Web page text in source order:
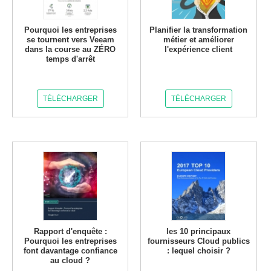
Pourquoi les entreprises
se tournent vers Veeam
dans la course au ZÉRO
temps d'arrêt
TÉLÉCHARGER
Planifier la transformation
métier et améliorer
l'expérience client
TÉLÉCHARGER
Rapport d'enquête :
Pourquoi les entreprises
font davantage confiance
au cloud ?
les 10 principaux
fournisseurs Cloud publics
: lequel choisir ?